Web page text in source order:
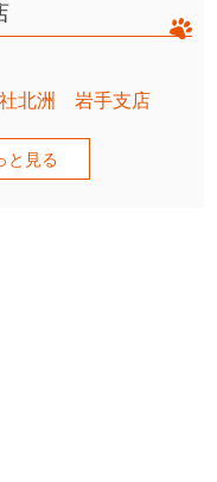
北洲 岩手支店
と見る